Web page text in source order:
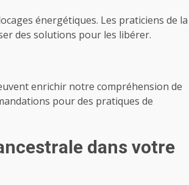
énergétiques. Les praticiens de la
des solutions pour les libérer.
enrichir notre compréhension de
pour des pratiques de
dans votre